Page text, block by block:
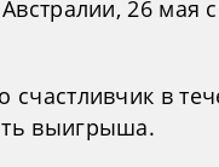
26 мая
счастливчик в
выигрыша.